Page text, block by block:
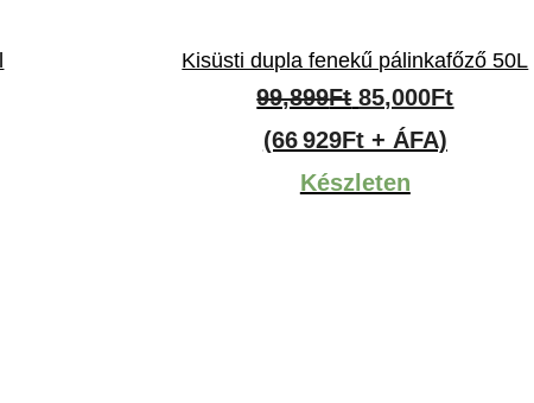
Kisüsti dupla fenekű pálinkafőző 50L
99,899Ft Original
price
was:
85,000Ft
(66 929Ft + ÁFA)
Készleten